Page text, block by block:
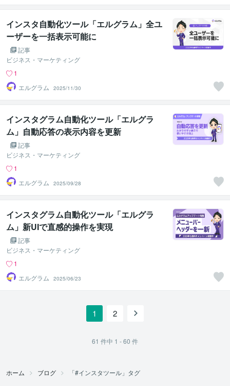
インスタ自動化ツール「エルグラム」全ユ
ーザーを一括表示可能に
記事
ビジネス・マーケティング
1
エルグラム
2025/11/30
インスタグラム自動化ツール「エルグラ
ム」自動応答の表示内容を更新
記事
ビジネス・マーケティング
1
エルグラム
2025/09/28
インスタグラム自動化ツール「エルグラ
ム」新UIで直感的操作を実現
記事
ビジネス・マーケティング
1
エルグラム
2025/06/23
1 2
61 件中 1 - 60 件
ホーム ブログ 「#インスタツール」タグ